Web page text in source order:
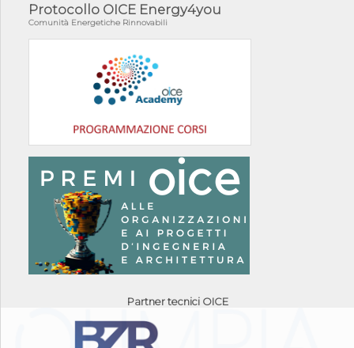
Protocollo OICE Energy4you
Comunità Energetiche Rinnovabili
Partner tecnici OICE